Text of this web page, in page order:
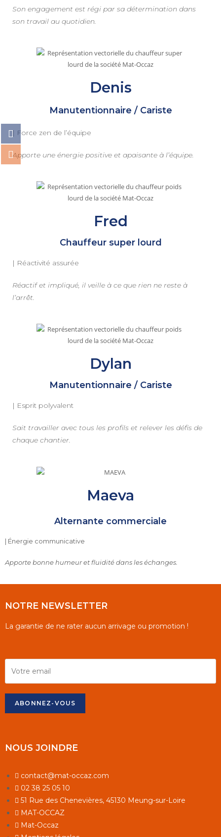
Son engagement est régi par sa détermination dans
son travail au quotidien.
Denis
Manutentionnaire / Cariste
| Force zen de l’équipe
Apporte une énergie positive et apaisante à l’équipe.
Fred
Chauffeur super lourd
| Réactivité assurée
Réactif et impliqué, il veille à ce que rien ne reste à
l’arrêt.
Dylan
Manutentionnaire / Cariste
| Esprit polyvalent
Sait travailler avec tous les profils et relever les défis de
chaque chantier.
Maeva
Alternante commerciale
| Énergie communicative
Apporte bonne humeur et fluidité dans les échanges.
NOTRE NEWSLETTER
La garantie de ne rater aucun arrivage ou promotion !
NOUS JOINDRE
contact@mat-occaz.com
02 38 25 05 10
51 Rue des Chenevières, 45130 Meung-sur-Loire
MAT-OCCAZ
Mat-Occaz